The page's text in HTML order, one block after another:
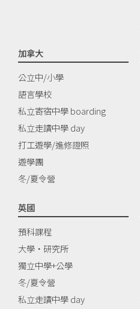
加拿大
公立中/小學
語言學校
私立寄宿中學 boarding
私立走讀中學 day
打工遊學/進修證照
遊學團
冬/夏令營
英國
預科課程
大學‧研究所
獨立中學+公學
冬/夏令營
私立走讀中學 day